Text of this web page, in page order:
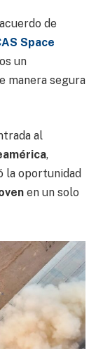
de
Space
un
manera segura
al
,
la oportunidad
en un solo